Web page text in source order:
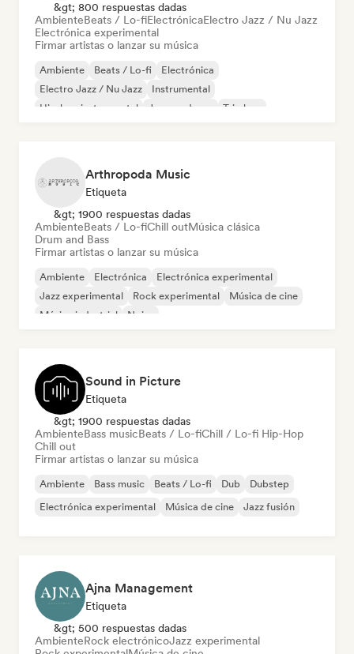
&gt; 800 respuestas dadas
AmbienteBeats / Lo-fiElectrónicaElectro Jazz / Nu Jazz
Electrónica experimental
Firmar artistas o lanzar su música
Ambiente Beats / Lo-fi
Electrónica
Electro Jazz / Nu Jazz
Instrumental
Hip-hop instrumental
Jazz moderno Trip hop
Arthropoda Music
Etiqueta
&gt; 1900 respuestas dadas
AmbienteBeats / Lo-fiChill outMúsica clásica
Drum and Bass
Firmar artistas o lanzar su música
Ambiente Electrónica
Electrónica experimental
Jazz experimental
Rock experimental
Música de cine
Música industrial
Noise
Sound in Picture
Etiqueta
&gt; 1900 respuestas dadas
AmbienteBass musicBeats / Lo-fiChill / Lo-fi Hip-Hop
Chill out
Firmar artistas o lanzar su música
Ambiente Bass music Beats / Lo-fi Dub
Dubstep
Electrónica experimental
Música de cine Jazz fusión
Ajna Management
Etiqueta
&gt; 500 respuestas dadas
AmbienteRock electrónicoJazz experimental